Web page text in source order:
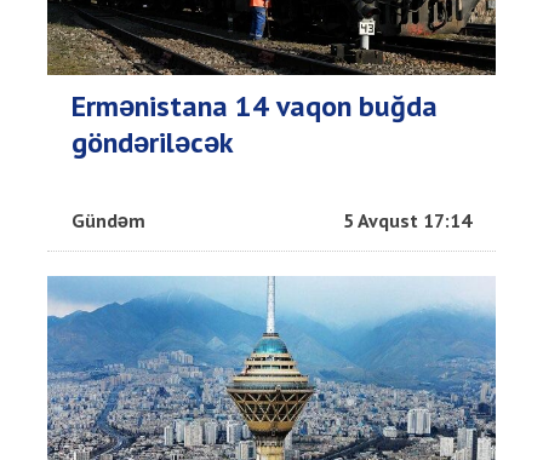
Ermənistana 14 vaqon buğda
göndəriləcək
Gündəm 5 Avqust 17:14